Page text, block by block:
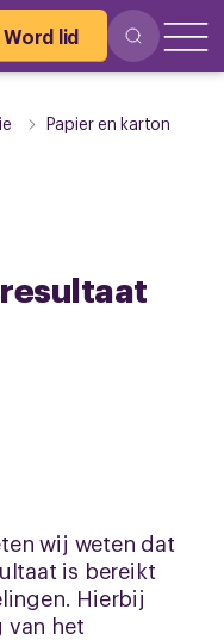
Word lid
Papier en karton
wij weten dat
is bereikt
Hierbij
van het